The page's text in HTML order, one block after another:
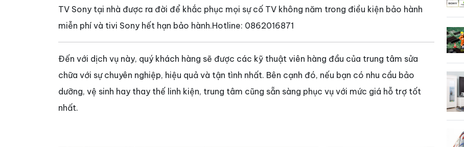
TV Sony tại nhà được ra đời để khắc phục mọi sự cố TV không năm trong điều kiện bảo hành
miễn phí và tivi Sony hết hạn bảo hành.Hotline: 0862016871
Đến với dịch vụ này, quý khách hàng sẽ được các kỹ thuật viên hàng đầu của trung tâm sửa
chữa với sự chuyên nghiệp, hiệu quả và tận tình nhất. Bên cạnh đó, nếu bạn có nhu cầu bảo
dưỡng, vệ sinh hay thay thế linh kiện, trung tâm cũng sẵn sàng phục vụ với mức giá hỗ trợ tốt
nhất.